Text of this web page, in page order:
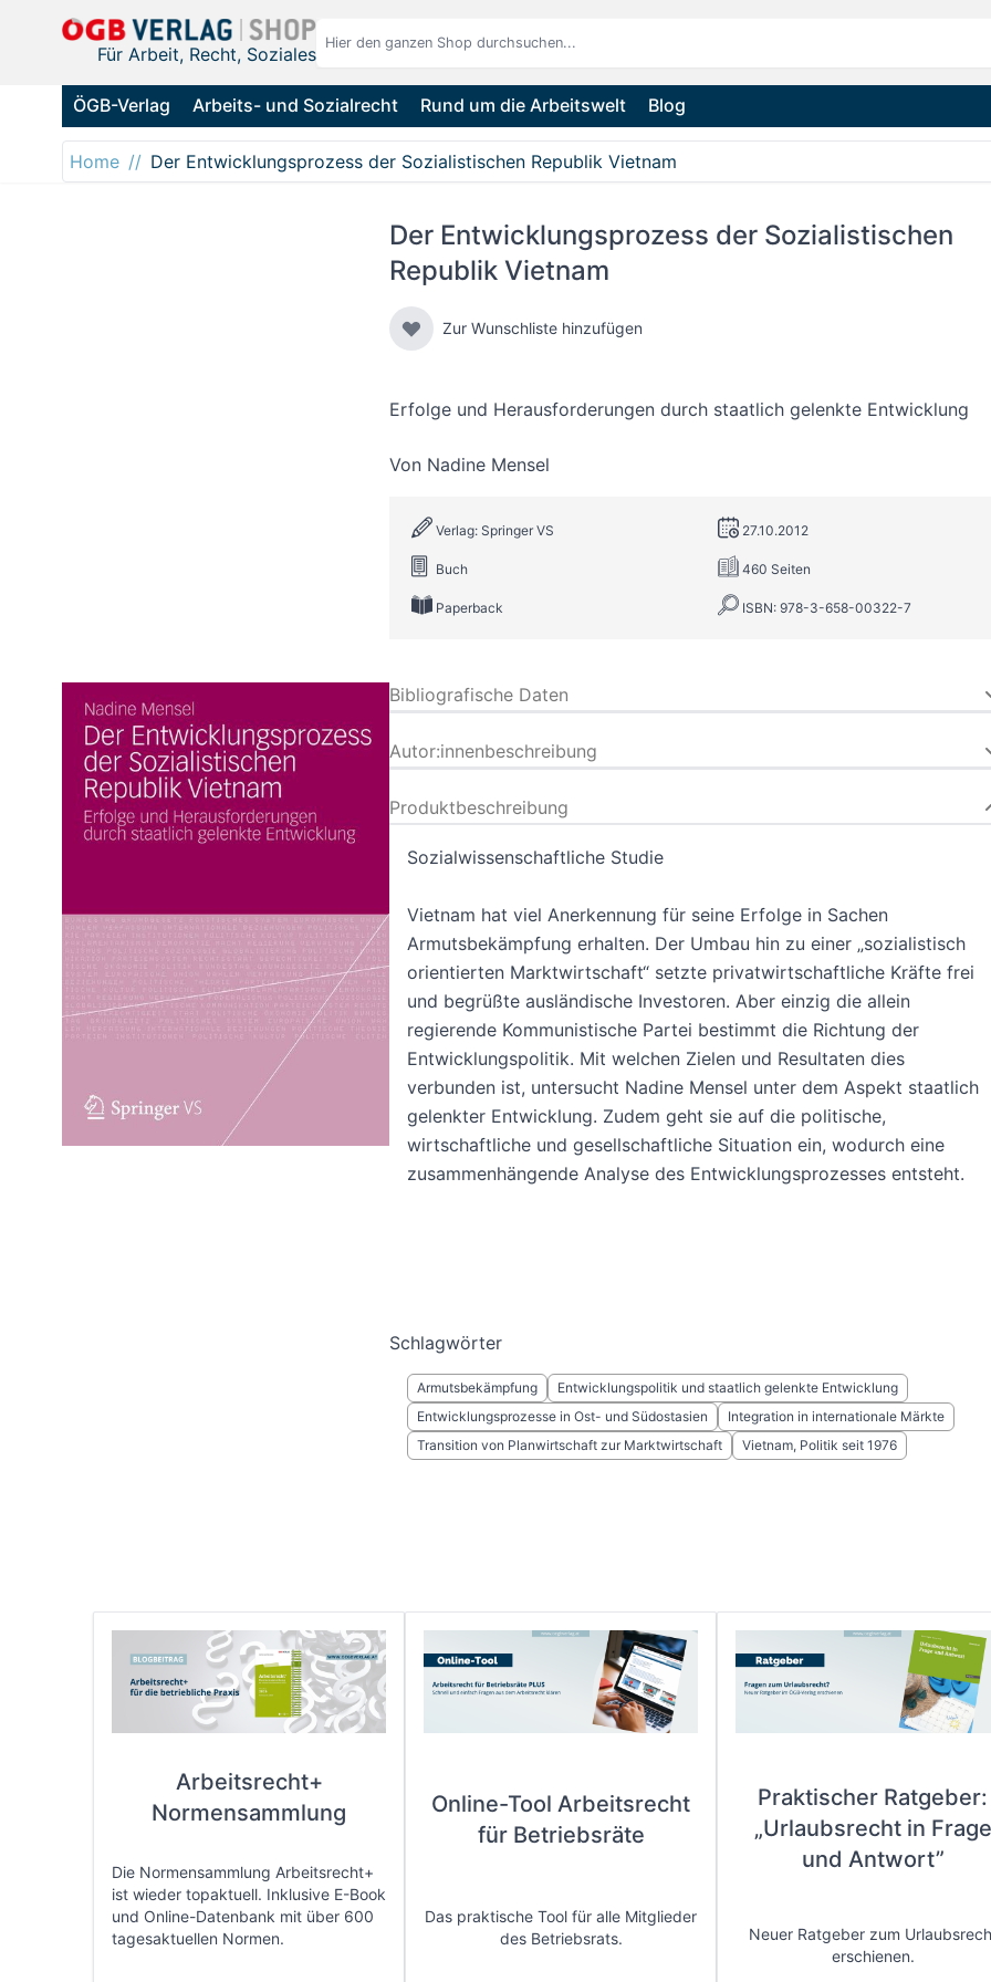
Direkt zum Inhalt
Für Arbeit, Recht, Soziales
ÖGB-Verlag Arbeits- und Sozialrecht Rund um die Arbeitswelt Blog
Home Der Entwicklungsprozess der Sozialistischen Republik Vietnam
Der Entwicklungsprozess der Sozialistischen
Republik Vietnam
Zur Wunschliste hinzufügen
Erfolge und Herausforderungen durch staatlich gelenkte Entwicklung
Von Nadine Mensel
Verlag: Springer VS 27.10.2012
Buch 460 Seiten
Paperback ISBN: 978-3-658-00322-7
Bibliografische Daten
Autor:innenbeschreibung
Produktbeschreibung
Sozialwissenschaftliche Studie
Vietnam hat viel Anerkennung für seine Erfolge in Sachen
Armutsbekämpfung erhalten. Der Umbau hin zu einer „sozialistisch
orientierten Marktwirtschaft“ setzte privatwirtschaftliche Kräfte frei
und begrüßte ausländische Investoren. Aber einzig die allein
regierende Kommunistische Partei bestimmt die Richtung der
Entwicklungspolitik. Mit welchen Zielen und Resultaten dies
verbunden ist, untersucht Nadine Mensel unter dem Aspekt staatlich
gelenkter Entwicklung. Zudem geht sie auf die politische,
wirtschaftliche und gesellschaftliche Situation ein, wodurch eine
zusammenhängende Analyse des Entwicklungsprozesses entsteht.
Schlagwörter
Armutsbekämpfung
Entwicklungspolitik und staatlich gelenkte Entwicklung
Entwicklungsprozesse in Ost- und Südostasien
Integration in internationale Märkte
Transition von Planwirtschaft zur Marktwirtschaft
Vietnam, Politik seit 1976
Arbeitsrecht+
Normensammlung
Die Normensammlung Arbeitsrecht+
ist wieder topaktuell. Inklusive E-Book
und Online-Datenbank mit über 600
tagesaktuellen Normen.
Online-Tool Arbeitsrecht
für Betriebsräte
Das praktische Tool für alle Mitglieder
des Betriebsrats.
Praktischer Ratgeber:
„Urlaubsrecht in Frage
und Antwort”
Neuer Ratgeber zum
erschienen.